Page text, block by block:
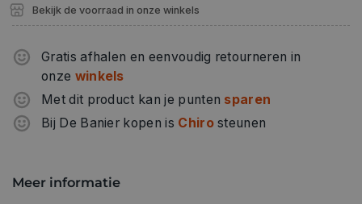
Bekijk de voorraad in onze winkels
Gratis afhalen en eenvoudig retourneren in
onze winkels
Met dit product kan je punten sparen
Bij De Banier kopen is Chirosteunen
Meer informatie